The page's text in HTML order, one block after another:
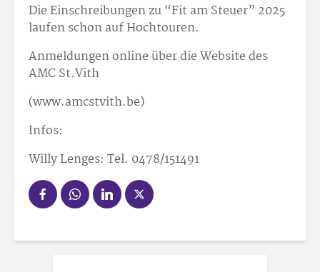
Die Einschreibungen zu “Fit am Steuer” 2025
laufen schon auf Hochtouren.
Anmeldungen online über die Website des
AMC St.Vith
(www.amcstvith.be)
Infos:
Willy Lenges: Tel. 0478/151491